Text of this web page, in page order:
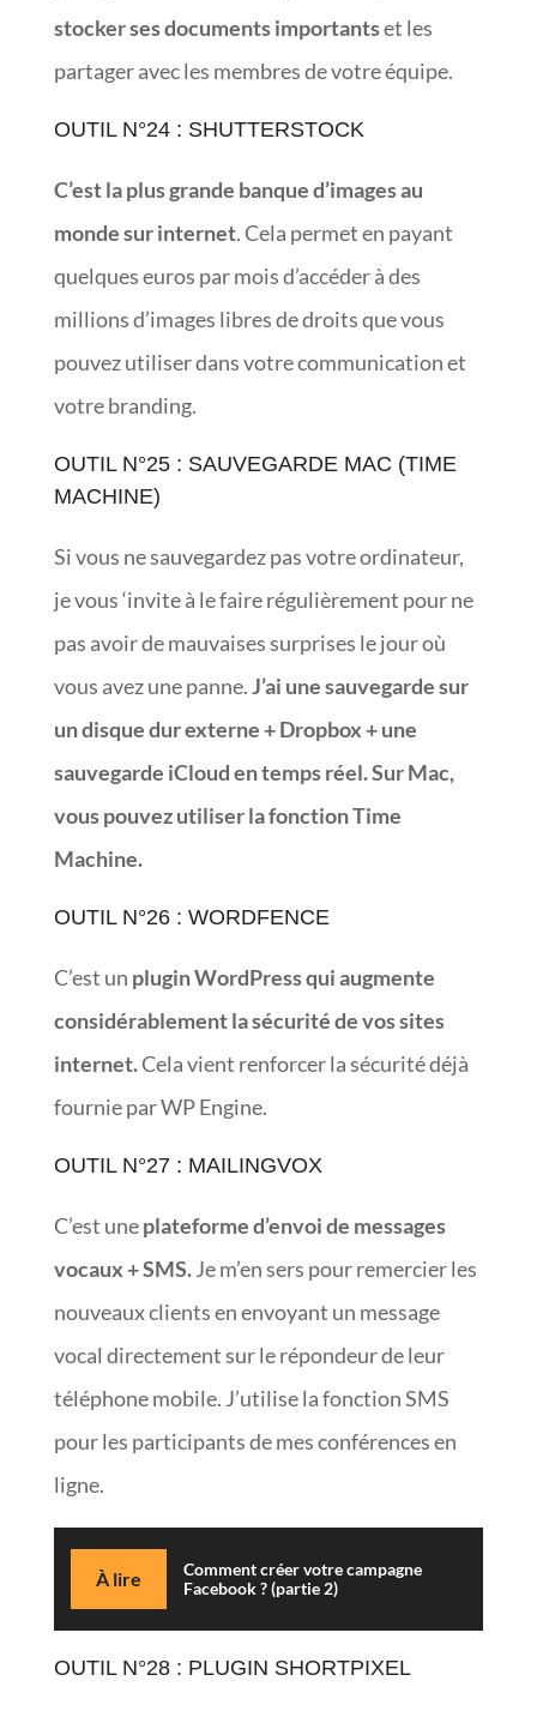
stocker ses documents importantset les
partager avec les membres de votre équipe.
OUTIL N°24 : SHUTTERSTOCK
C’est la plus grande banque d’images au
monde sur internet. Cela permet en payant
quelques euros par mois d’accéder à des
millions d’images libres de droits que vous
pouvez utiliser dans votre communication et
votre branding.
OUTIL N°25 : SAUVEGARDE MAC (TIME
MACHINE)
Si vous ne sauvegardez pas votre ordinateur,
je vous ‘invite à le faire régulièrement pour ne
pas avoir de mauvaises surprises le jour où
vous avez une panne.J’ai une sauvegarde sur
un disque dur externe + Dropbox + une
sauvegarde iCloud en temps réel. Sur Mac,
vous pouvez utiliser la fonction Time
Machine.
OUTIL N°26 : WORDFENCE
C’est un plugin WordPress qui augmente
considérablement la sécurité de vos sites
internet.Cela vient renforcer la sécurité déjà
fournie par WP Engine.
OUTIL N°27 : MAILINGVOX
C’est uneplateforme d’envoi de messages
vocaux + SMS.Je m’en sers pour remercier les
nouveaux clients en envoyant un message
vocal directement sur le répondeur de leur
téléphone mobile. J’utilise la fonction SMS
pour les participants de mes conférences en
ligne.
À lire
Comment créer votre campagne
Facebook ? (partie 2)
OUTIL N°28 : PLUGIN SHORTPIXEL